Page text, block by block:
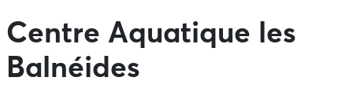
Centre Aquatique les
Balnéides